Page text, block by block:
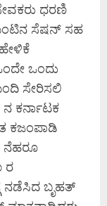
ಧರಣಿ
ಸೆಷನ್ ಸಹ
ಒಂದು
ಸೇರಿಸಲಿ
ಕರ್ನಾಟಕ
ಕಜಂಪಾಡಿ
ನೆಹರೂ
ರ
ನಡೆಸಿದ ಬೃಹತ್